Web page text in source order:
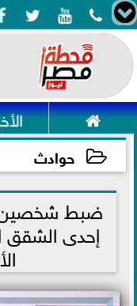
  

حوادث
2021-11-21 14:32:53ضبط شخصين
إحدى الشقق